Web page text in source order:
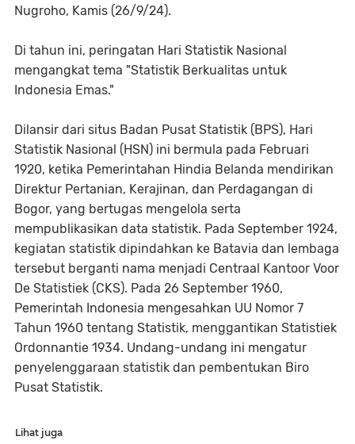
Nugroho, Kamis (26/9/24).
Di tahun ini, peringatan Hari Statistik Nasional
mengangkat tema "Statistik Berkualitas untuk
Indonesia Emas."
Dilansir dari situs Badan Pusat Statistik (BPS), Hari
Statistik Nasional (HSN) ini bermula pada Februari
1920, ketika Pemerintahan Hindia Belanda mendirikan
Direktur Pertanian, Kerajinan, dan Perdagangan di
Bogor, yang bertugas mengelola serta
mempublikasikan data statistik. Pada September 1924,
kegiatan statistik dipindahkan ke Batavia dan lembaga
tersebut berganti nama menjadi Centraal Kantoor Voor
De Statistiek (CKS). Pada 26 September 1960,
Pemerintah Indonesia mengesahkan UU Nomor 7
Tahun 1960 tentang Statistik, menggantikan Statistiek
Ordonnantie 1934. Undang-undang ini mengatur
penyelenggaraan statistik dan pembentukan Biro
Pusat Statistik.
Lihat juga